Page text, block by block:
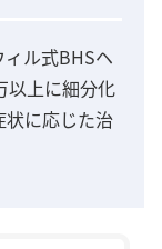
ル式BHSヘ
以上に細分化
状に応じた治